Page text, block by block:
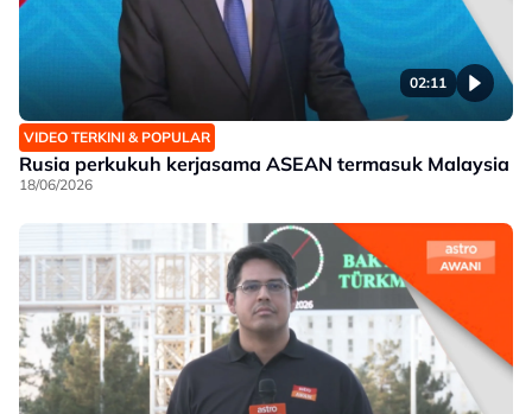
02:11
VIDEO TERKINI & POPULAR
Rusia perkukuh kerjasama ASEAN termasuk Malaysia
18/06/2026